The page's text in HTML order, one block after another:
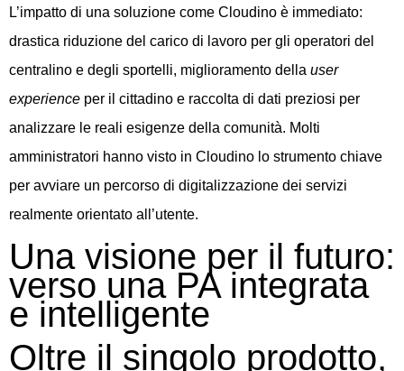
L’impatto di una soluzione come Cloudino è immediato:
drastica riduzione del carico di lavoro per gli operatori del
centralino e degli sportelli, miglioramento della user
experience per il cittadino e raccolta di dati preziosi per
analizzare le reali esigenze della comunità. Molti
amministratori hanno visto in Cloudino lo strumento chiave
per avviare un percorso di digitalizzazione dei servizi
realmente orientato all’utente.
Una visione per il futuro:
verso una PA integrata
e intelligente
Oltre il singolo prodotto,